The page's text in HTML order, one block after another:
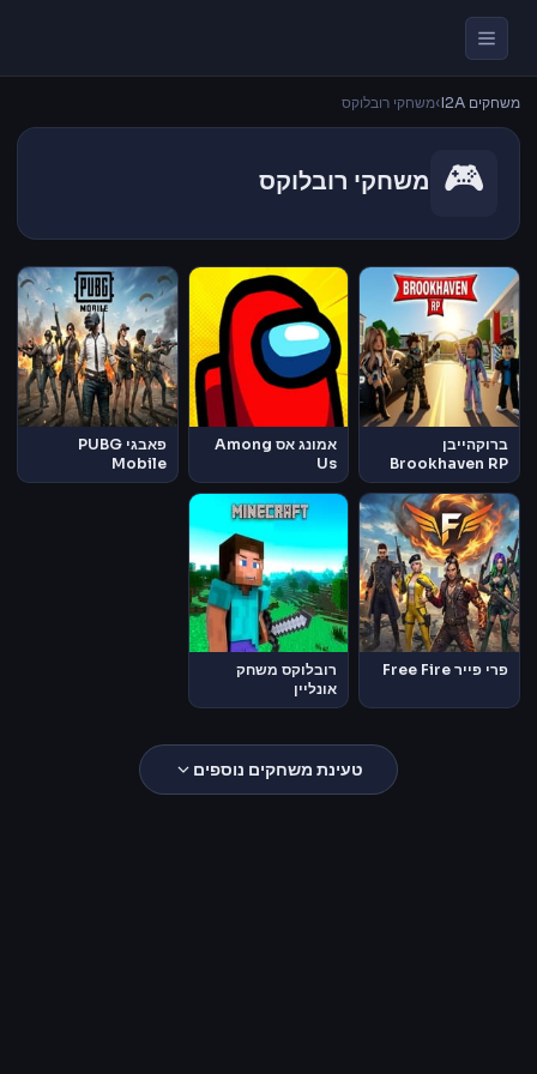
משחקים I2A ›משחקי רובלוקס
🎮 משחקי רובלוקס
ברוקהייבן
Brookhaven RP
אמונג אס Among
Us
פאבגי PUBG
Mobile
פרי פייר Free Fire
רובלוקס משחק
אונליין
טעינת משחקים נוספים